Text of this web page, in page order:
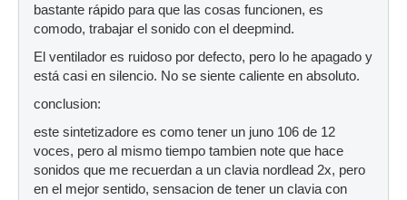
bastante rápido para que las cosas funcionen, es
comodo, trabajar el sonido con el deepmind.
El ventilador es ruidoso por defecto, pero lo he apagado y
está casi en silencio. No se siente caliente en absoluto.
conclusion:
este sintetizadore es como tener un juno 106 de 12
voces, pero al mismo tiempo tambien note que hace
sonidos que me recuerdan a un clavia nordlead 2x, pero
en el mejor sentido, sensacion de tener un clavia con